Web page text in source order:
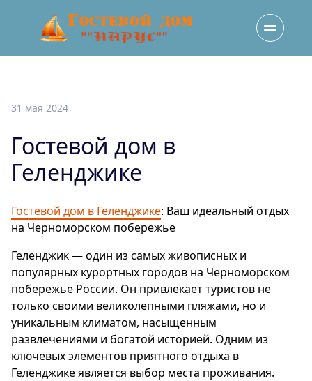
31 мая 2024
Гостевой дом в
Геленджике
Гостевой дом в Геленджике: Ваш идеальный отдых
на Черноморском побережье
Геленджик — один из самых живописных и
популярных курортных городов на Черноморском
побережье России. Он привлекает туристов не
только своими великолепными пляжами, но и
уникальным климатом, насыщенным
развлечениями и богатой историей. Одним из
ключевых элементов приятного отдыха в
Геленджике является выбор места проживания.